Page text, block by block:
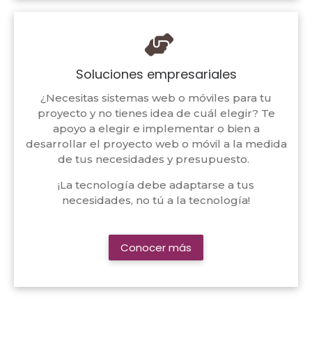
Soluciones empresariales
¿Necesitas sistemas web o móviles para tu
proyecto y no tienes idea de cuál elegir? Te
apoyo a elegir e implementar o bien a
desarrollar el proyecto web o móvil a la medida
de tus necesidades y presupuesto.
¡La tecnología debe adaptarse a tus
necesidades, no tú a la tecnología!
Conocer más